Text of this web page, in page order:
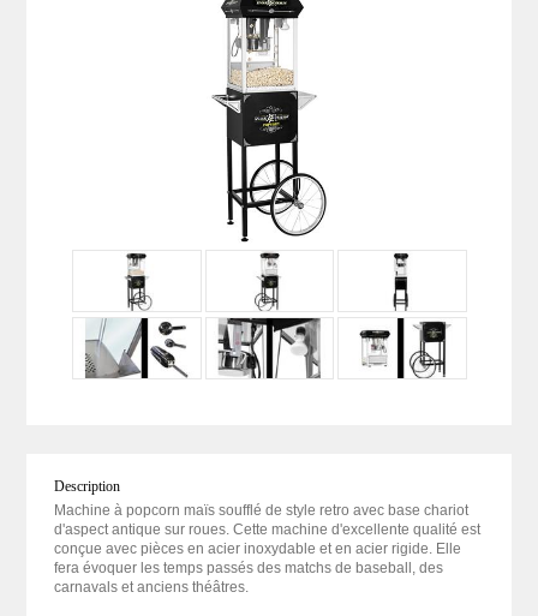
Description
Machine à popcorn maïs soufflé de style retro avec base chariot
d'aspect antique sur roues. Cette machine d'excellente qualité est
conçue avec pièces en acier inoxydable et en acier rigide. Elle
fera évoquer les temps passés des matchs de baseball, des
carnavals et anciens théâtres.